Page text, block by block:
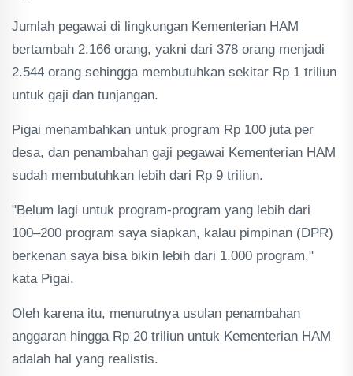
Jumlah pegawai di lingkungan Kementerian HAM
bertambah 2.166 orang, yakni dari 378 orang menjadi
2.544 orang sehingga membutuhkan sekitar Rp 1 triliun
untuk gaji dan tunjangan.
Pigai menambahkan untuk program Rp 100 juta per
desa, dan penambahan gaji pegawai Kementerian HAM
sudah membutuhkan lebih dari Rp 9 triliun.
"Belum lagi untuk program-program yang lebih dari
100–200 program saya siapkan, kalau pimpinan (DPR)
berkenan saya bisa bikin lebih dari 1.000 program,"
kata Pigai.
Oleh karena itu, menurutnya usulan penambahan
anggaran hingga Rp 20 triliun untuk Kementerian HAM
adalah hal yang realistis.